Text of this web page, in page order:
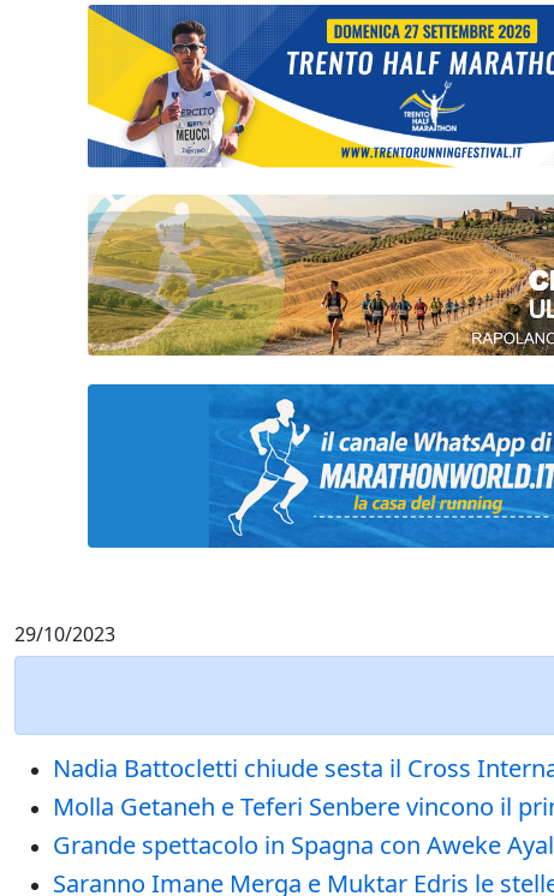
29/10/2023
Nadia Battocletti chiude sesta il Cross
Molla Getaneh e Teferi Senbere vincono il
Grande spettacolo in Spagna con Aweke
Saranno Imane Merga e Muktar Edris le